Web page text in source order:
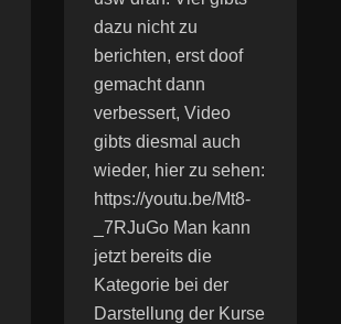
dazu nicht zu
berichten, erst doof
gemacht dann
verbessert, Video
gibts diesmal auch
wieder, hier zu sehen:
https://youtu.be/Mt8-
_7RJuGo Man kann
jetzt bereits die
Kategorie bei der
Darstellung der Kurse